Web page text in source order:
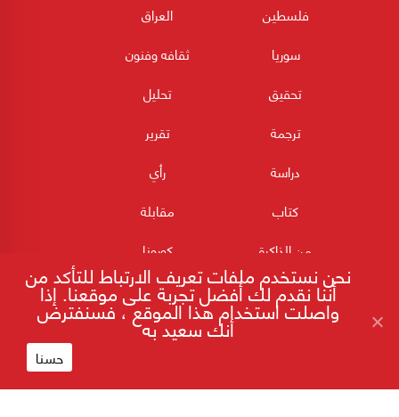
فلسطين
العراق
سوريا
ثقافه وفنون
تحقيق
تحليل
ترجمة
تقرير
دراسة
رأي
كتاب
مقابلة
من الذاكرة
كورونا
نحن نستخدم ملفات تعريف الارتباط للتأكد من
أننا نقدم لك أفضل تجربة على موقعنا. إذا
واصلت استخدام هذا الموقع ، فسنفترض
أنك سعيد به
حسنا